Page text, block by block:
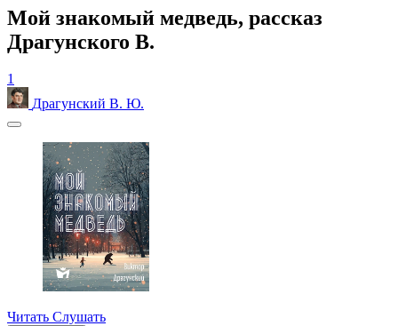
Мой знакомый медведь, рассказ
Драгунского В.
1
Драгунский В. Ю.
Читать Слушать